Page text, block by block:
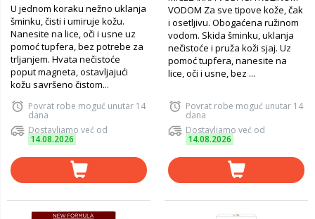
U jednom koraku nežno uklanja
šminku, čisti i umiruje kožu.
Nanesite na lice, oči i usne uz
pomoć tupfera, bez potrebe za
trljanjem. Hvata nečistoće
poput magneta, ostavljajući
kožu savršeno čistom...
Povrat robe moguć unutar 14
dana
Dostavljamo već od
14.08.2026
VODOM Za sve tipove kože, čak
i osetljivu. Obogaćena ružinom
vodom. Skida šminku, uklanja
nečistoće i pruža koži sjaj. Uz
pomoć tupfera, nanesite na
lice, oči i usne, bez ...
Povrat robe moguć unutar 14
dana
Dostavljamo već od
14.08.2026